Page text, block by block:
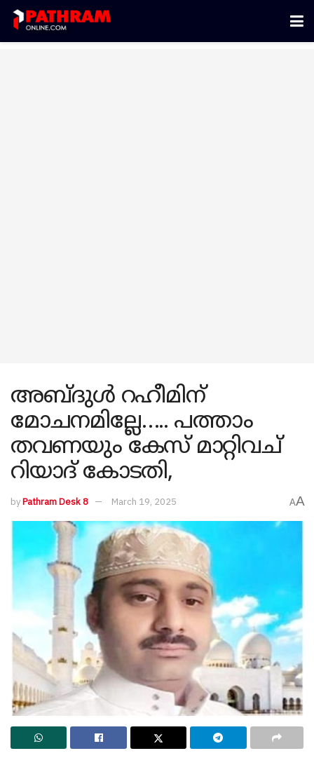
അബ്‌ദുൾ റഹീമിന്
മോചനമില്ലേ….. പത്താം
തവണയും കേസ് മാറ്റിവച്
റിയാദ് കോടതി,
byPathram Desk 8 March 19, 2025 AA